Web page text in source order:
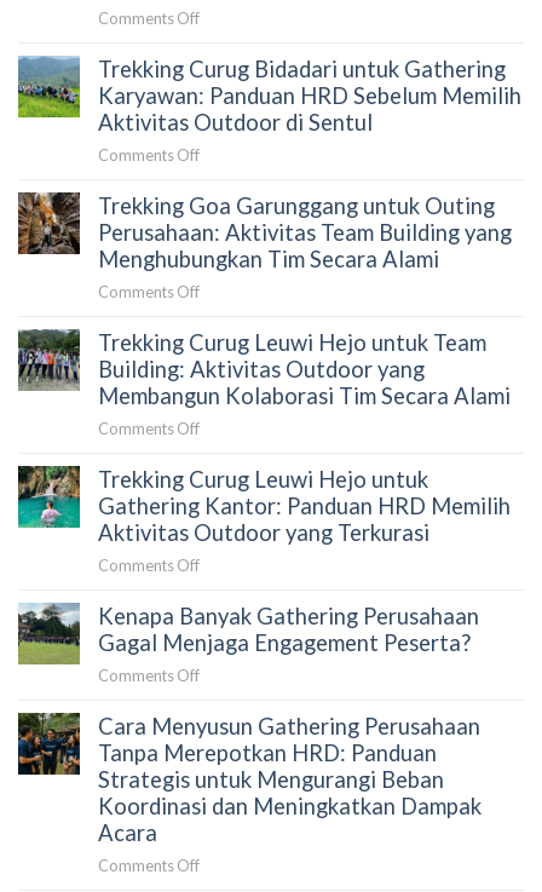
Comments Offon
Perusahaan
Sentul:
Paket,
Menyusun
Proposal
yang
Tepat
HRD
Trekking Curug Bidadari untuk Gathering
Karyawan: Panduan HRD Sebelum Memilih
Aktivitas Outdoor di Sentul
Comments Offon
Curug
Bidadari
untuk
Gathering
HRD
Sebelum
Memilih
Aktivitas
di
Sentul
Trekking Goa Garunggang untuk Outing
Perusahaan: Aktivitas Team Building yang
Menghubungkan Tim Secara Alami
Comments Offon
Goa
Garunggang
untuk
Team
Building
yang
Menghubungkan
Secara
Alami
Trekking Curug Leuwi Hejo untuk Team
Building: Aktivitas Outdoor yang
Membangun Kolaborasi Tim Secara Alami
Comments Offon
Curug
Leuwi
Hejo
Aktivitas
Outdoor
yang
Kolaborasi
Tim
Secara
Alami
Trekking Curug Leuwi Hejo untuk
Gathering Kantor: Panduan HRD Memilih
Aktivitas Outdoor yang Terkurasi
Comments Offon
Curug
Leuwi
Hejo
Kantor:
Panduan
HRD
Memilih
Kenapa Banyak Gathering Perusahaan
Gagal Menjaga Engagement Peserta?
Comments Offon
Banyak
Gathering
Perusahaan
Gagal
Menjaga
Peserta?
Cara Menyusun Gathering Perusahaan
Tanpa Merepotkan HRD: Panduan
Strategis untuk Mengurangi Beban
Koordinasi dan Meningkatkan Dampak
Acara
Comments Offon